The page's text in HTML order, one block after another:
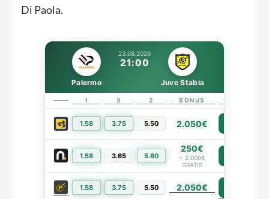
Di Paola.
23.08.2026
21:00
Palermo Juve Stabia
1 X 2 BONUS
1.58 3.75 5.50 2.050€
1.58 3.65 5.60
250€
+ 2.000€
GRATIS
1.58 3.75 5.50 2.050€